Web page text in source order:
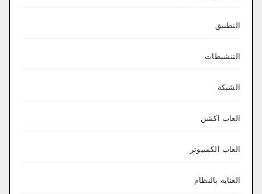
التطبيق
التنشيطات
الشبكة
العاب اكشن
العاب الكمبيوتر
العناية بالنظام